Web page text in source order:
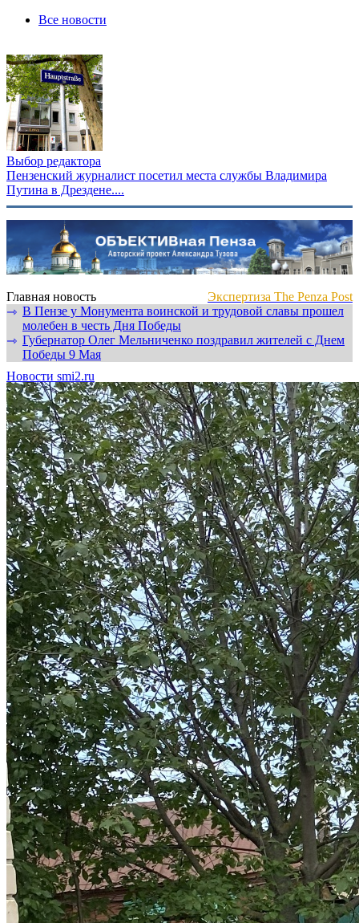
Все новости
Выбор редактора
Пензенский журналист посетил места службы Владимира
Путина в Дрездене....
Главная новость
Экспертиза The Penza Post
⇾ В Пензе у Монумента воинской и трудовой славы прошел
молебен в честь Дня Победы
⇾ Губернатор Олег Мельниченко поздравил жителей с Днем
Победы 9 Мая
Новости smi2.ru